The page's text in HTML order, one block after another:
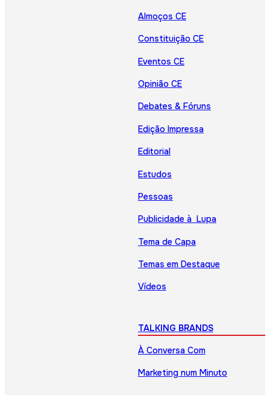
Almoços CE
Constituição CE
Eventos CE
Opinião CE
Debates & Fóruns
Edição Impressa
Editorial
Estudos
Pessoas
Publicidade à Lupa
Tema de Capa
Temas em Destaque
Vídeos
TALKING BRANDS
À Conversa Com
Marketing num Minuto